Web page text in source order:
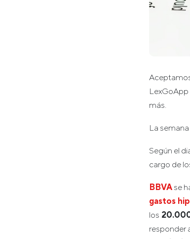
más.
La
Según el
cargo de
BBVA se
gastos
los
responder